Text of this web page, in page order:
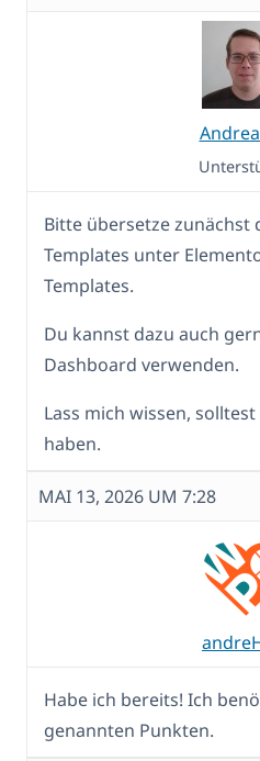
Bitte übersetze zunächst
Templates unter
Templates.
Du kannst dazu auch
Dashboard verwenden.
Lass mich wissen,
haben.
MAI 13, 2026 UM 7:28
Habe ich bereits! Ich
genannten Punkten.